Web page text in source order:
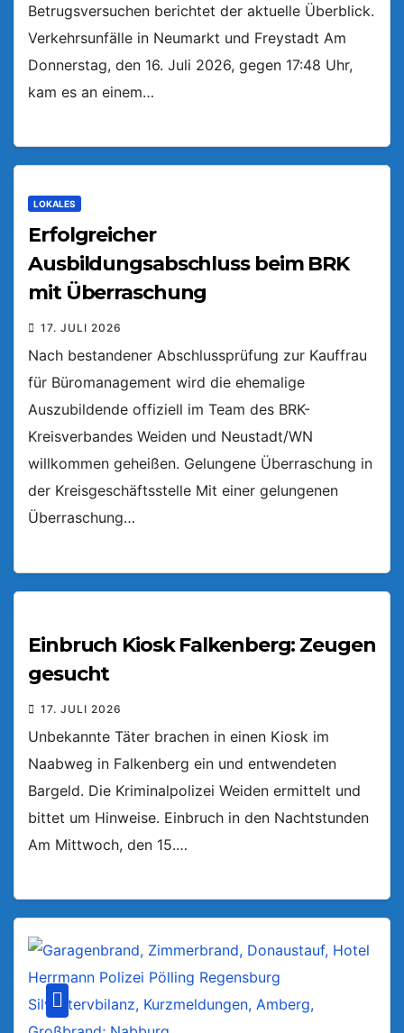
Betrugsversuchen berichtet der aktuelle Überblick.
Verkehrsunfälle in Neumarkt und Freystadt Am
Donnerstag, den 16. Juli 2026, gegen 17:48 Uhr,
kam es an einem…
LOKALES
Erfolgreicher
Ausbildungsabschluss beim BRK
mit Überraschung
17. JULI 2026
Nach bestandener Abschlussprüfung zur Kauffrau
für Büromanagement wird die ehemalige
Auszubildende offiziell im Team des BRK-
Kreisverbandes Weiden und Neustadt/WN
willkommen geheißen. Gelungene Überraschung in
der Kreisgeschäftsstelle Mit einer gelungenen
Überraschung…
Einbruch Kiosk Falkenberg: Zeugen
gesucht
17. JULI 2026
Unbekannte Täter brachen in einen Kiosk im
Naabweg in Falkenberg ein und entwendeten
Bargeld. Die Kriminalpolizei Weiden ermittelt und
bittet um Hinweise. Einbruch in den Nachtstunden
Am Mittwoch, den 15.…